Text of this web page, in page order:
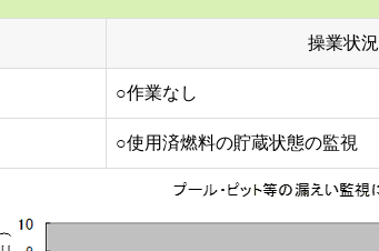
操業状況
○作業なし
○使用済燃料の貯蔵状態の監視